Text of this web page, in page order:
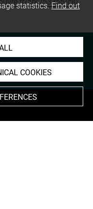
statistics.Find out
COOKIES